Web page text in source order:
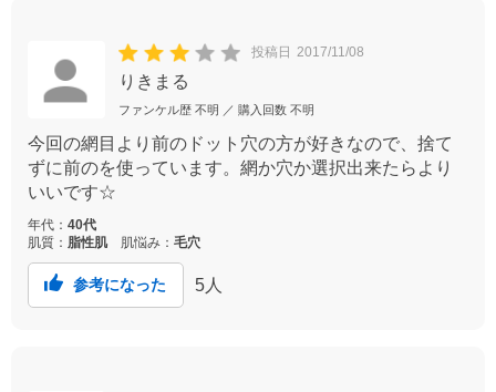
投稿日 2017/11/08
りきまる
ファンケル歴 不明 ／ 購入回数 不明
今回の網目より前のドット穴の方が好きなので、捨て
ずに前のを使っています。網か穴か選択出来たらより
いいです☆
年代： 40代
肌質： 脂性肌 肌悩み： 毛穴
参考になった 5 人